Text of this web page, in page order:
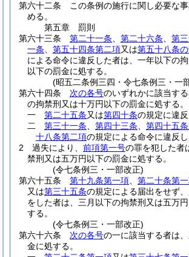
第六十二条
この条例の施行に関し必要な
める。
第五章
罰則
第六十三条
第二十一条 第二十六条 第
一条
第五十四条第二項又は第五十八条
による命令に違反した者は、一年以下の
以下の罰金に処する。
(昭五二条例三四・令七条例三・一
第六十四条
次の各号のいずれかに該当す
の拘禁刑又は十万円以下の罰金に処する。
一
第二十五条又は第四十条の規定に違
二
第三十一条 第四十三条 第四十五
十八条第二項の規定による命令に違反
2
過失により、 前項第一号の罪を犯した者
禁刑又は五万円以下の罰金に処する。
(令七条例三・一部改正)
第六十五条
第十九条第一項 第二十条第
又は第三十五条の規定による届出をせず
をした者は、三月以下の拘禁刑又は五万
する。
(令七条例三・一部改正)
第六十六条
次の各号の一に該当する者は
金に処する。